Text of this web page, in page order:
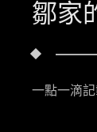
鄒家
一點一滴